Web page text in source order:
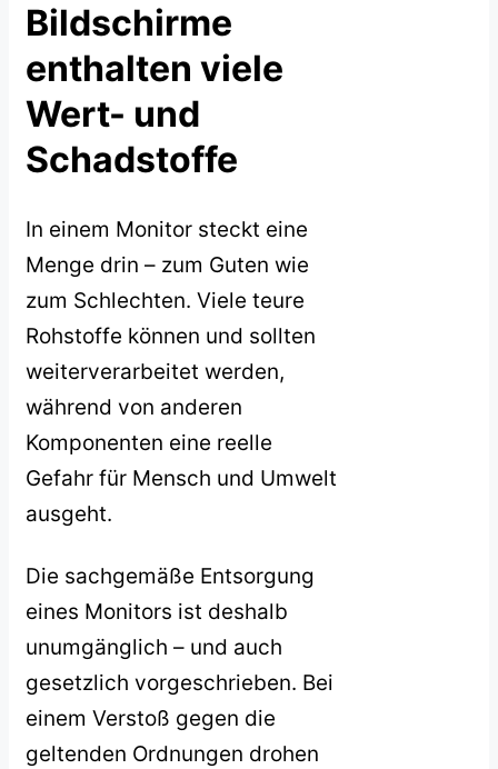
Bildschirme
enthalten viele
Wert- und
Schadstoffe
In einem Monitor steckt eine
Menge drin – zum Guten wie
zum Schlechten. Viele teure
Rohstoffe können und sollten
weiterverarbeitet werden,
während von anderen
Komponenten eine reelle
Gefahr für Mensch und Umwelt
ausgeht.
Die sachgemäße Entsorgung
eines Monitors ist deshalb
unumgänglich – und auch
gesetzlich vorgeschrieben. Bei
einem Verstoß gegen die
geltenden Ordnungen drohen